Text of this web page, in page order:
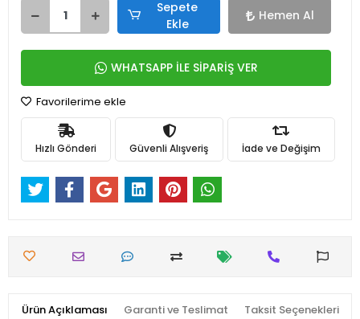
Sepete
Ekle
Hemen Al
WHATSAPP İLE SİPARİŞ VER
Favorilerime ekle
Hızlı Gönderi Güvenli Alışveriş İade ve Değişim
Ürün Açıklaması Garanti ve Teslimat Taksit Seçenekleri